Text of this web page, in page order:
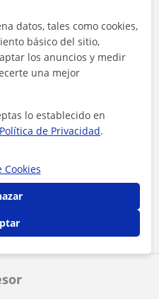
legal
ahora
datos, tales como cookies,
básico del sitio,
los anuncios y medir
una mejor
lo establecido en
Política de Privacidad.
Cookies